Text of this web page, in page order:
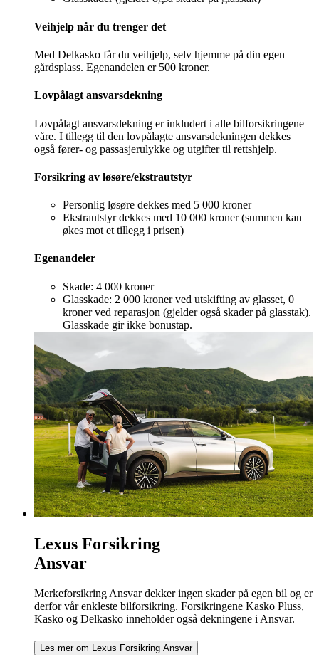
Veihjelp når du trenger det
Med Delkasko får du veihjelp, selv hjemme på din egen
gårdsplass. Egenandelen er 500 kroner.
Lovpålagt ansvarsdekning
Lovpålagt ansvarsdekning er inkludert i alle bilforsikringene
våre. I tillegg til den lovpålagte ansvarsdekningen dekkes
også fører- og passasjerulykke og utgifter til rettshjelp.
Forsikring av løsøre/ekstrautstyr
Personlig løsøre dekkes med 5 000 kroner
Ekstrautstyr dekkes med 10 000 kroner (summen kan
økes mot et tillegg i prisen)
Egenandeler
Skade: 4 000 kroner
Glasskade: 2 000 kroner ved utskifting av glasset, 0
kroner ved reparasjon (gjelder også skader på glasstak).
Glasskade gir ikke bonustap.
Lexus Forsikring
Ansvar
Merkeforsikring Ansvar dekker ingen skader på egen bil og er
derfor vår enkleste bilforsikring. Forsikringene Kasko Pluss,
Kasko og Delkasko inneholder også dekningene i Ansvar.
Les mer om Lexus Forsikring Ansvar